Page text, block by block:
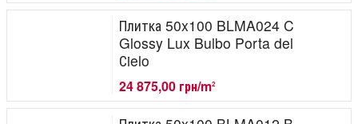
Плитка 50x100 BLMA024 C
Glossy Lux Bulbo Porta del
Сielo
24 875,00 грн/m2